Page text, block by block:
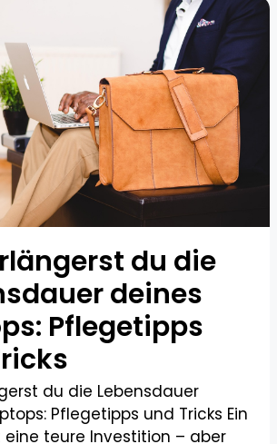
du die
deines
Pflegetipps
du die Lebensdauer
Pflegetipps und Tricks Ein
eine teure Investition – aber